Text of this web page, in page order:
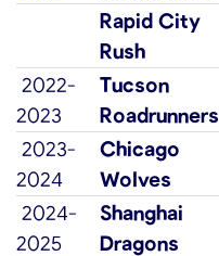
Rapid City
Rush
2022-
2023
Tucson
Roadrunners
2023-
2024
Chicago
Wolves
2024-
2025
Shanghai
Dragons